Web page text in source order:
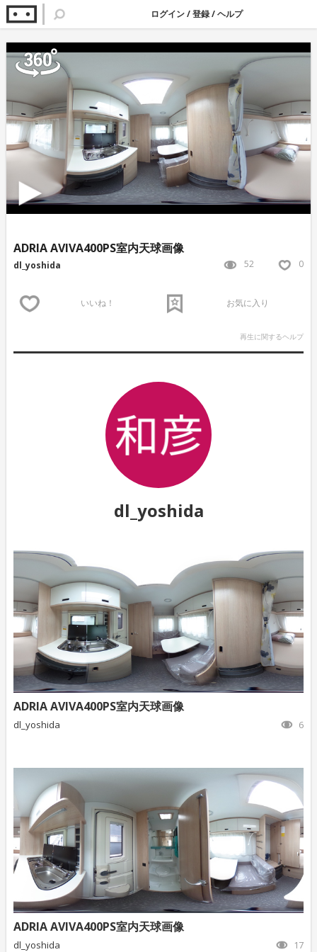
ログイン/登録/ヘルプ
ADRIA AVIVA400PS室内天球画像
dl_yoshida 52 0
いいね！ お気に入り
再生に関するヘルプ
dl_yoshida
ADRIA AVIVA400PS室内天球画像
dl_yoshida 6
ADRIA AVIVA400PS室内天球画像
dl_yoshida 17